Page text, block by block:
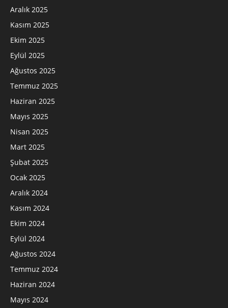
Aralık 2025
Kasım 2025
Ekim 2025
Eylül 2025
Ağustos 2025
Temmuz 2025
Haziran 2025
Mayıs 2025
Nisan 2025
Mart 2025
Şubat 2025
Ocak 2025
Aralık 2024
Kasım 2024
Ekim 2024
Eylül 2024
Ağustos 2024
Temmuz 2024
Haziran 2024
Mayıs 2024